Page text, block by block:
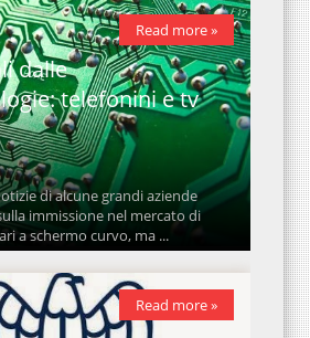
dalle
telefonini e tv
di alcune grandi aziende
immissione nel mercato di
a schermo curvo, ma ...
Read more »
Read more »